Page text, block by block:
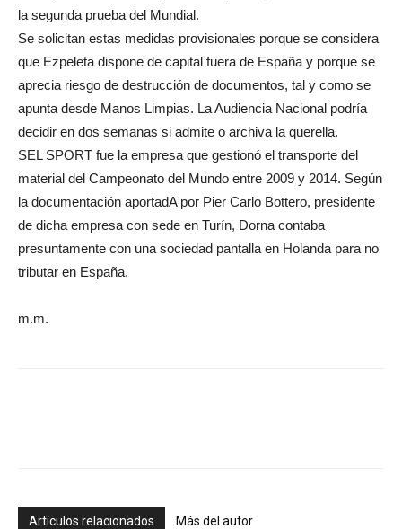
la segunda prueba del Mundial.
Se solicitan estas medidas provisionales porque se considera
que Ezpeleta dispone de capital fuera de España y porque se
aprecia riesgo de destrucción de documentos, tal y como se
apunta desde Manos Limpias. La Audiencia Nacional podría
decidir en dos semanas si admite o archiva la querella.
SEL SPORT fue la empresa que gestionó el transporte del
material del Campeonato del Mundo entre 2009 y 2014. Según
la documentación aportadA por Pier Carlo Bottero, presidente
de dicha empresa con sede en Turín, Dorna contaba
presuntamente con una sociedad pantalla en Holanda para no
tributar en España.
m.m.
Artículos relacionados Más del autor